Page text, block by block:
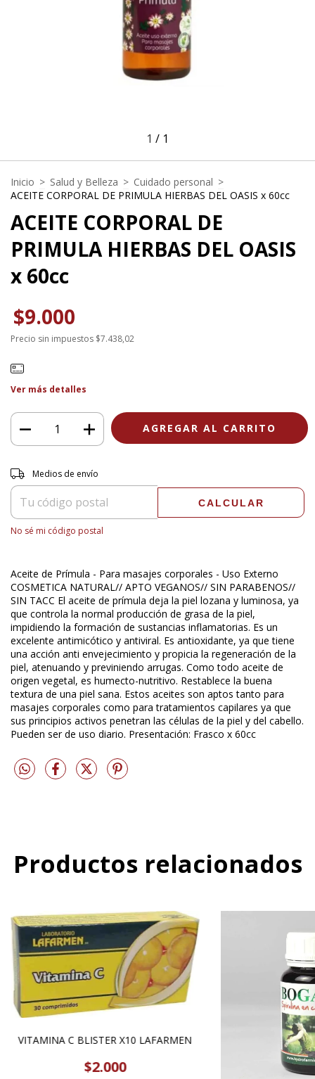
1 / 1
Inicio > Salud y Belleza > Cuidado personal >
ACEITE CORPORAL DE PRIMULA HIERBAS DEL OASIS x 60cc
ACEITE CORPORAL DE
PRIMULA HIERBAS DEL OASIS
x 60cc
$9.000
Precio sin impuestos $7.438,02
Ver más detalles
Entregas para el CP:
Medios de envío
CALCULAR
No sé mi código postal
Aceite de Prímula - Para masajes corporales - Uso Externo
COSMETICA NATURAL// APTO VEGANOS// SIN PARABENOS//
SIN TACC El aceite de prímula deja la piel lozana y luminosa, ya
que controla la normal producción de grasa de la piel,
impidiendo la formación de sustancias inflamatorias. Es un
excelente antimicótico y antiviral. Es antioxidante, ya que tiene
una acción anti envejecimiento y propicia la regeneración de la
piel, atenuando y previniendo arrugas. Como todo aceite de
origen vegetal, es humecto-nutritivo. Restablece la buena
textura de una piel sana. Estos aceites son aptos tanto para
masajes corporales como para tratamientos capilares ya que
sus principios activos penetran las células de la piel y del cabello.
Pueden ser de uso diario. Presentación: Frasco x 60cc
Productos relacionados
VITAMINA C BLISTER X10 LAFARMEN
$2.000